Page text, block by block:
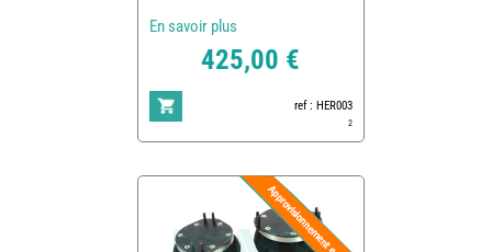
En savoir plus
425,00 €
ref : HER003
2